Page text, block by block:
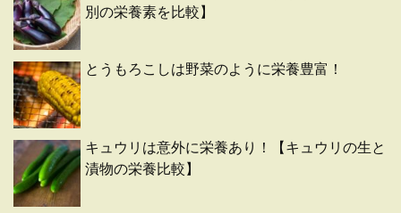
別の栄養素を比較】
とうもろこしは野菜のように栄養豊富！
キュウリは意外に栄養あり！【キュウリの生と
漬物の栄養比較】